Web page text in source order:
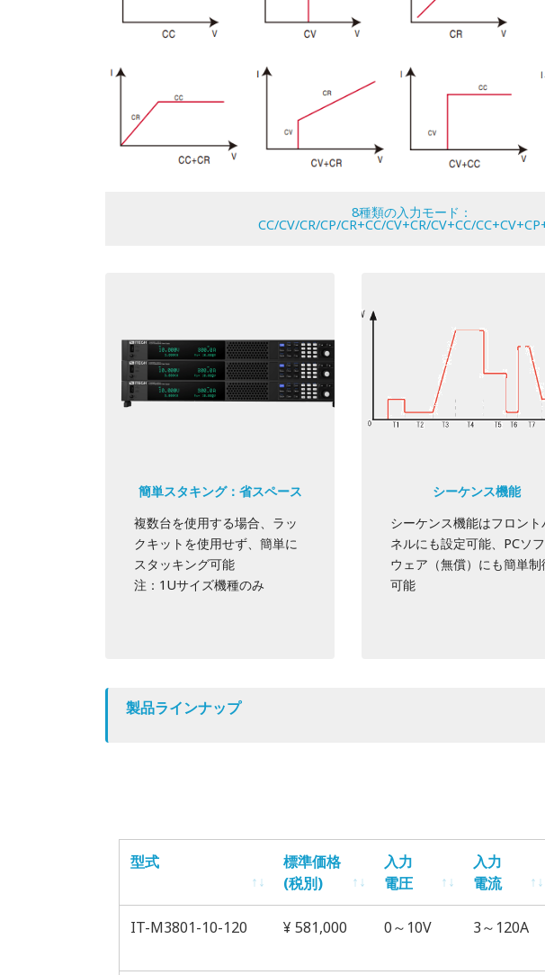
8種類の入力モード：
CC/CV/CR/CP/CR+CC/CV+CR/CV+CC/
簡単スタキング：省スペース
複数台を使用する場合、ラッ
クキットを使用せず、簡単に
スタッキング可能
注：1Uサイズ機種のみ
シーケンス機能
シーケンス機能はフロント
ネルにも設定可能、PCソ
ウェア（無償）にも簡単制
可能
製品ラインナップ
型式
標準価格
(税別)
入力
電圧
入力
電流
(税別)
電圧
電流
IT-M3801-10-120 ¥ 581,000 0～10V 3～120A